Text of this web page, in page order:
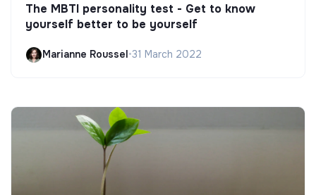
The MBTI personality test - Get to know
yourself better to be yourself
Marianne Roussel•31 March 2022